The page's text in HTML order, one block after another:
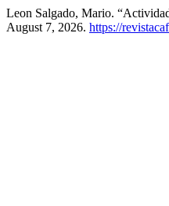
Leon Salgado, Mario.
August 7, 2026. https://